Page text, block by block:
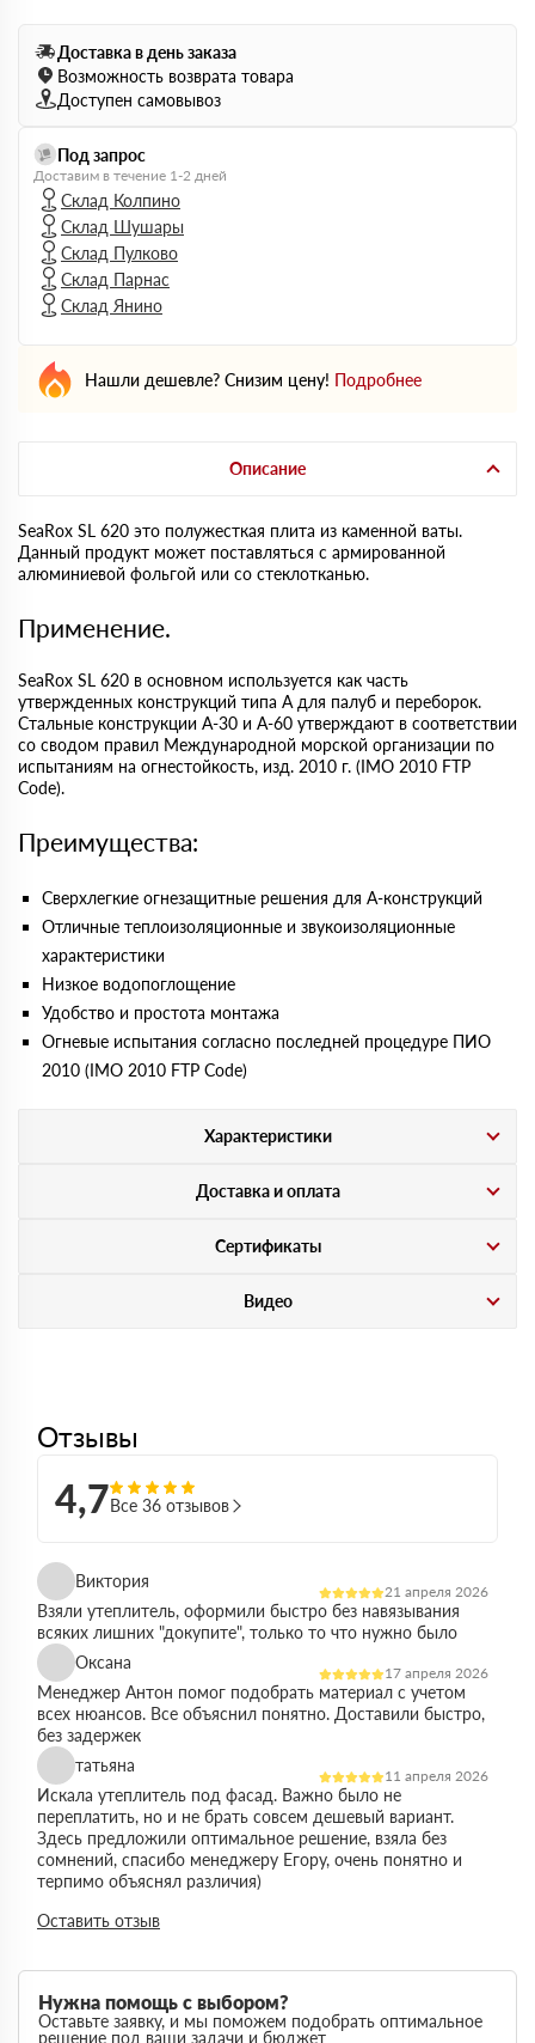
Доставка в день заказа
Возможность возврата товара
Доступен самовывоз
Под запрос
Доставим в течение 1-2 дней
Склад Колпино
Склад Шушары
Склад Пулково
Склад Парнас
Склад Янино
Нашли дешевле? Снизим цену! Подробнее
Описание
SeaRox SL 620 это полужесткая плита из каменной ваты.
Данный продукт может поставляться с армированной
алюминиевой фольгой или со стеклотканью.
Применение.
SeaRox SL 620 в основном используется как часть
утвержденных конструкций типа A для палуб и переборок.
Стальные конструкции A-30 и A-60 утверждают в соответствии
со сводом правил Международной морской организации по
испытаниям на огнестойкость, изд. 2010 г. (IMO 2010 FTP
Code).
Преимущества:
Сверхлегкие огнезащитные решения для А-конструкций
Отличные теплоизоляционные и звукоизоляционные
характеристики
Низкое водопоглощение
Удобство и простота монтажа
Огневые испытания согласно последней процедуре ПИО
2010 (IMO 2010 FTP Code)
Характеристики
Доставка и оплата
Сертификаты
Видео
Отзывы
4,7Все 36 отзывов
Виктория
21 апреля 2026
Взяли утеплитель, оформили быстро без навязывания
всяких лишних "докупите", только то что нужно было
Оксана
17 апреля 2026
Менеджер Антон помог подобрать материал с учетом
всех нюансов. Все объяснил понятно. Доставили быстро,
без задержек
татьяна
11 апреля 2026
Искала утеплитель под фасад. Важно было не
переплатить, но и не брать совсем дешевый вариант.
Здесь предложили оптимальное решение, взяла без
сомнений, спасибо менеджеру Егору, очень понятно и
терпимо объяснял различия)
Максим
03 марта 2026
Оставить отзыв
Нужна помощь с выбором?
Оставьте заявку, и мы поможем подобрать оптимальное
решение под ваши задачи и бюджет